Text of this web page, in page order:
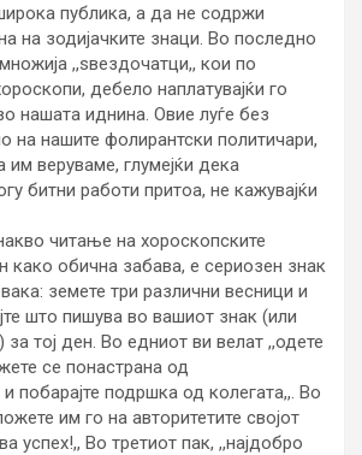
публика, а да не содржи
на зодијачките знаци. Во последно
,,ѕвездочатци,, кои по
дебело наплатувајќи го
нашата иднина. Овие луѓе без
на нашите фолирантски политичари,
им веруваме, глумејќи дека
битни работи притоа, не кажувајќи
читање на хороскопските
како обична забава, е сериозен знак
земете три различни весници и
што пишува во вашиот знак (или
тој ден. Во едниот ви велат ,,одете
се понастрана од
побарајте подршка од колегата,,. Во
им го на авторитетите својот
успех!,, Во третиот пак, ,,најдобро